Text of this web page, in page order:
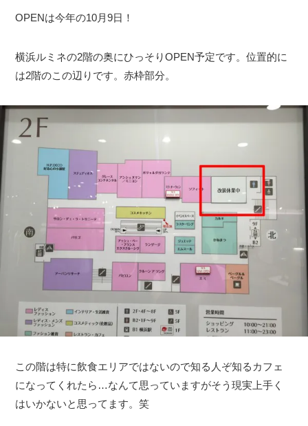
OPENは今年の10月9日！
横浜ルミネの2階の奥にひっそりOPEN予定です。位置的に
は2階のこの辺りです。赤枠部分。
この階は特に飲食エリアではないので知る人ぞ知るカフェ
になってくれたら…なんて思っていますがそう現実上手く
はいかないと思ってます。笑